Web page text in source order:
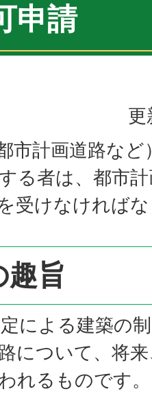
申請
更
市計画道路な
る者は、都市
受けなければ
趣旨
による建築の
について、将
れるものです。